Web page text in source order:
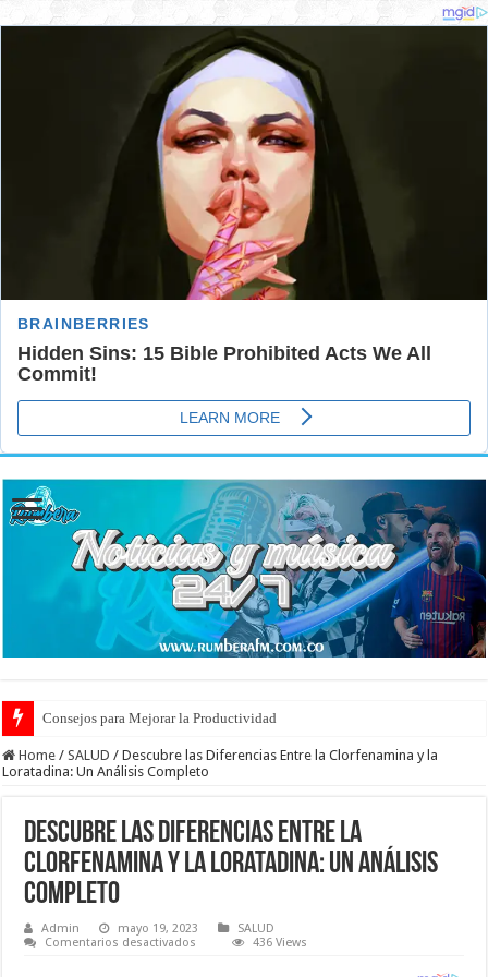
Consejos para Mejorar la Productividad
Home / SALUD / Descubre las Diferencias Entre la Clorfenamina y la
Loratadina: Un Análisis Completo
Descubre las Diferencias Entre la
Clorfenamina y la Loratadina: Un Análisis
Completo
Admin mayo 19, 2023
SALUD
Comentarios desactivados
436 Views